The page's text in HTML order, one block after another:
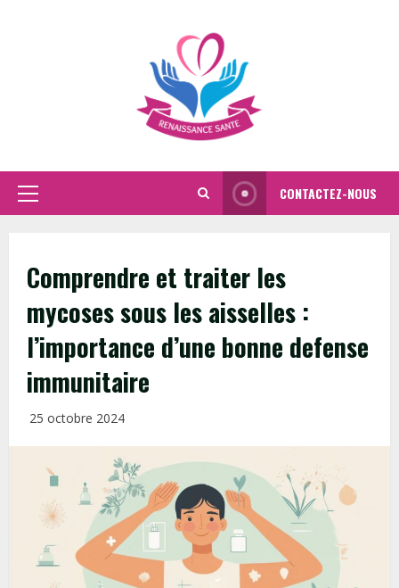
Primary
CONTACTEZ-NOUS
Comprendre et traiter les
mycoses sous les aisselles :
l’importance d’une bonne defense
immunitaire
25 octobre 2024